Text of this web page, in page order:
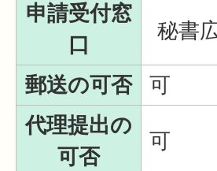
申請受付窓
口
秘書
郵送の可否
可
代理提出の
可否
可